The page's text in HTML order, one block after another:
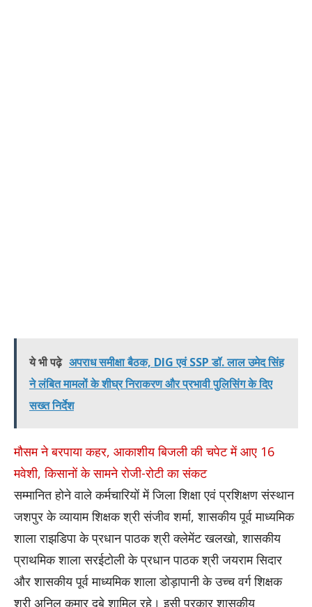
ये भी पढ़े अपराध समीक्षा बैठक, DIG एवं SSP डॉ. लाल उमेद सिंह
ने लंबित मामलों के शीघ्र निराकरण और प्रभावी पुलिसिंग के दिए
सख्त निर्देश
मौसम ने बरपाया कहर, आकाशीय बिजली की चपेट में आए 16
मवेशी, किसानों के सामने रोजी-रोटी का संकट
सम्मानित होने वाले कर्मचारियों में जिला शिक्षा एवं प्रशिक्षण संस्थान
जशपुर के व्यायाम शिक्षक श्री संजीव शर्मा, शासकीय पूर्व माध्यमिक
शाला राझडिपा के प्रधान पाठक श्री क्लेमेंट खलखो, शासकीय
प्राथमिक शाला सरईटोली के प्रधान पाठक श्री जयराम सिदार
और शासकीय पूर्व माध्यमिक शाला डोड़ापानी के उच्च वर्ग शिक्षक
श्री अनिल कुमार दुबे शामिल रहे। इसी प्रकार शासकीय